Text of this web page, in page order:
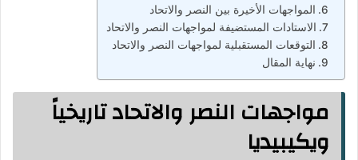
المواجهات الأخيرة بين النصر والاتحاد
الاستادات المستضيفة لمواجهات النصر والاتحاد
التوقعات المستقبلية لمواجهات النصر والاتحاد
نهاية المقال
مواجهات النصر والاتحاد تاريخياً
ويكيبيديا